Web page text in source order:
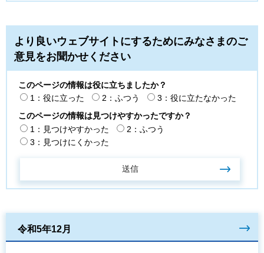
より良いウェブサイトにするためにみなさまのご
意見をお聞かせください
このページの情報は役に立ちましたか？
1：役に立った
2：ふつう
3：役に立たなかった
このページの情報は見つけやすかったですか？
1：見つけやすかった
2：ふつう
3：見つけにくかった
令和5年12月